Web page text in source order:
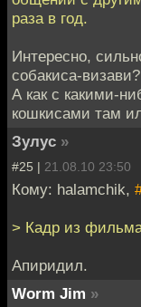
раза в год.
Интересно,
собакиса-визави?
А как с какими-
кошкисами там
Зулуc »
#25 | 21.08.10 23:50
Кому: halamchik,
> Кадр из
Апиридил.
Worm Jim »